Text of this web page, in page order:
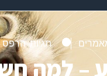
תגיות: הרפס
– למה